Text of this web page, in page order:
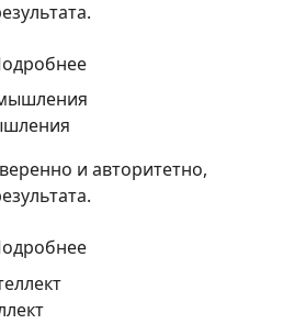
и авторитетно,